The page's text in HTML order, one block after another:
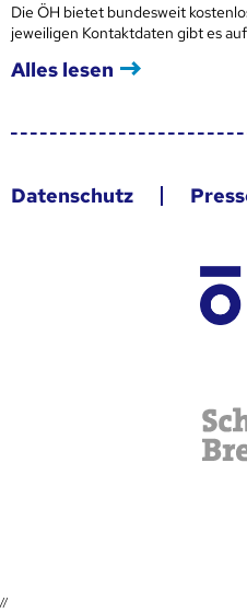
Die ÖH bietet bundesweit
jeweiligen Kontaktdaten gibt es auf
Alles lesen
Datenschutz
//